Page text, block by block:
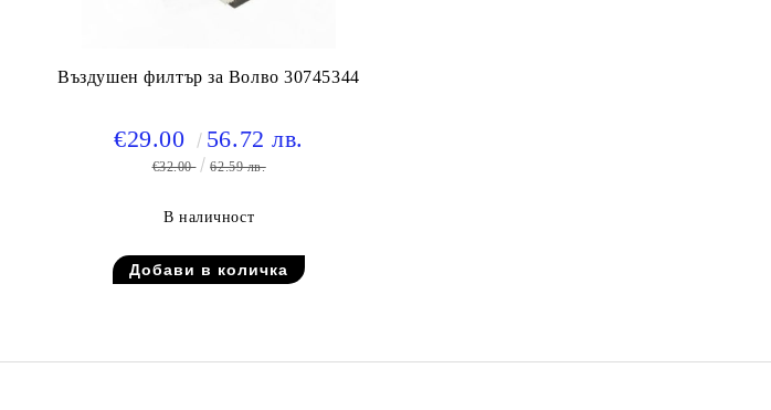
Въздушен филтър за Волво 30745344
€29.00 56.72 лв.
€32.00 62.59 лв.
В наличност